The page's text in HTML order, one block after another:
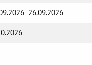
26.09.2026